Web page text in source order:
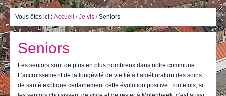
Vie politique
Publications
Vous êtes ici : Accueil /Je vis /Seniors
Seniors
Les seniors sont de plus en plus nombreux dans notre commune.
L’accroissement de la longévité de vie lié à l’amélioration des soins
de santé explique certainement cette évolution positive. Toutefois, si